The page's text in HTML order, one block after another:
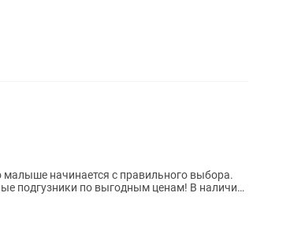
подгузники по выгодным ценам! В наличии: